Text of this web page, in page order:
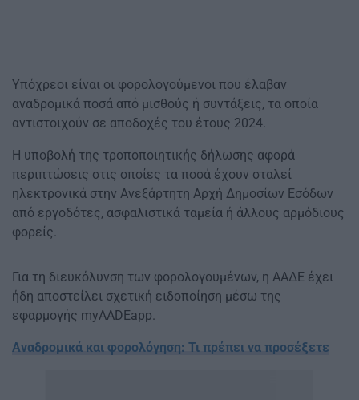
Υπόχρεοι είναι οι φορολογούμενοι που έλαβαν
αναδρομικά ποσά από μισθούς ή συντάξεις, τα οποία
αντιστοιχούν σε αποδοχές του έτους 2024.
Η υποβολή της τροποποιητικής δήλωσης αφορά
περιπτώσεις στις οποίες τα ποσά έχουν σταλεί
ηλεκτρονικά στην Ανεξάρτητη Αρχή Δημοσίων Εσόδων
από εργοδότες, ασφαλιστικά ταμεία ή άλλους αρμόδιους
φορείς.
Για τη διευκόλυνση των φορολογουμένων, η ΑΑΔΕ έχει
ήδη αποστείλει σχετική ειδοποίηση μέσω της
εφαρμογής myAADEapp.
Αναδρομικά και φορολόγηση: Τι πρέπει να προσέξετε